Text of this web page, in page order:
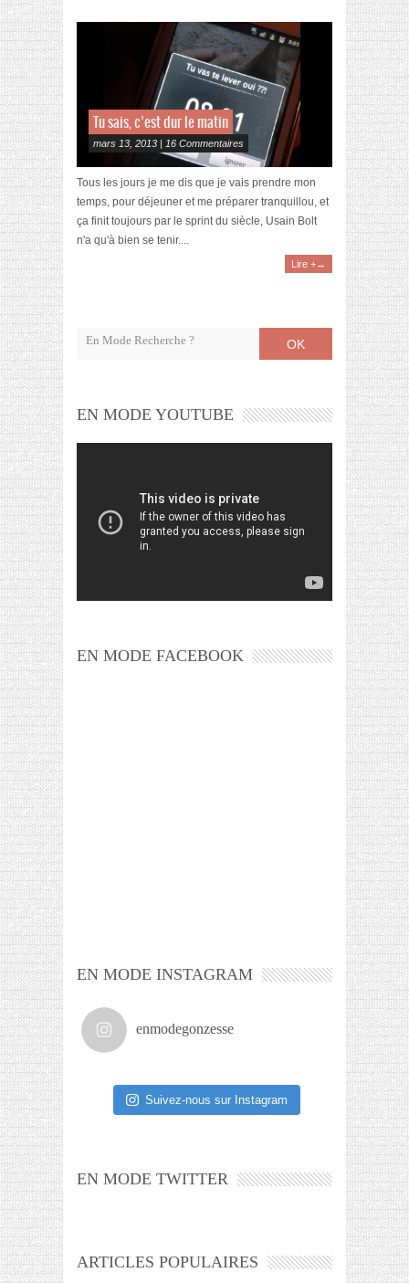
Tu sais, c’est dur le matin
mars 13, 2013 | 16 Commentaires
Tous les jours je me dis que je vais prendre mon
temps, pour déjeuner et me préparer tranquillou, et
ça finit toujours par le sprint du siècle, Usain Bolt
n'a qu'à bien se tenir....
Lire +→
OK
EN MODE YOUTUBE
EN MODE FACEBOOK
EN MODE INSTAGRAM
enmodegonzesse
Suivez-nous sur Instagram
EN MODE TWITTER
ARTICLES POPULAIRES